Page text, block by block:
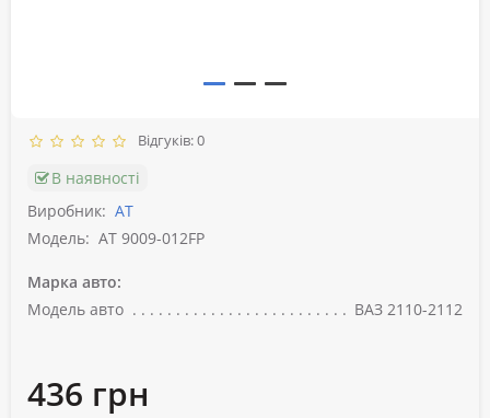
Відгуків: 0
В наявності
Виробник: АТ
Модель: AT 9009-012FP
Марка авто:
Модель авто
ВАЗ 2110-2112
436 грн